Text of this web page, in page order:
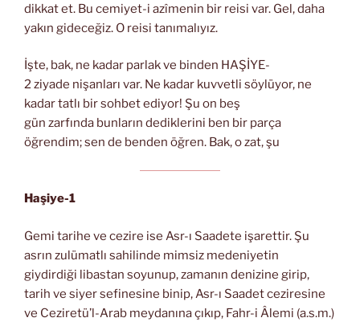
dikkat et. Bu cemiyet-i azîmenin bir reisi var. Gel, daha
yakın gideceğiz. O reisi tanımalıyız.
İşte, bak, ne kadar parlak ve binden HAŞİYE-
2 ziyade nişanları var. Ne kadar kuvvetli söylüyor, ne
kadar tatlı bir sohbet ediyor! Şu on beş
gün zarfında bunların dediklerini ben bir parça
öğrendim; sen de benden öğren. Bak, o zat, şu
Haşiye-1
Gemi tarihe ve cezire ise Asr-ı Saadete işarettir. Şu
asrın zulümatlı sahilinde mimsiz medeniyetin
giydirdiği libastan soyunup, zamanın denizine girip,
tarih ve siyer sefinesine binip, Asr-ı Saadet ceziresine
ve Ceziretü’l-Arab meydanına çıkıp, Fahr-i Âlemi (a.s.m.)